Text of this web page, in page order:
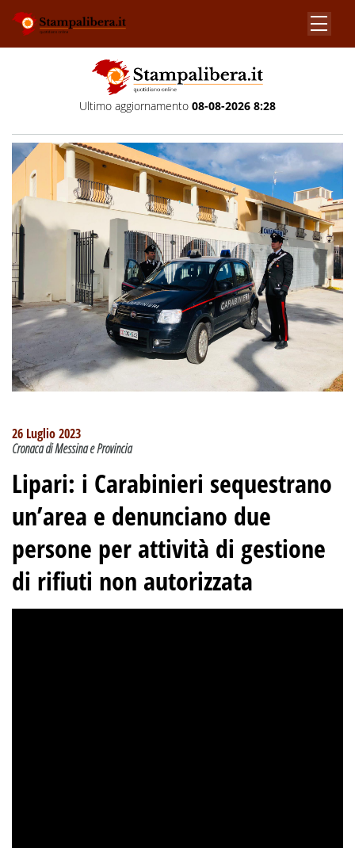
Ultimo aggiornamento 08-08-2026 8:28
26 Luglio 2023
Cronaca di Messina e Provincia
Lipari: i Carabinieri sequestrano
un’area e denunciano due
persone per attività di gestione
di rifiuti non autorizzata